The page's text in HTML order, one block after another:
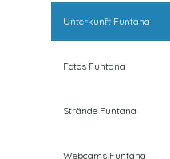
Unterkunft Funtana
Fotos Funtana
Strände Funtana
Webcams Funtana